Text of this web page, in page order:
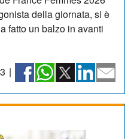
della giornata, si è
fatto un balzo in avanti
3 |